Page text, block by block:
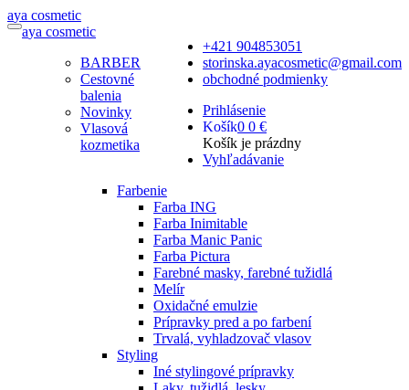
aya cosmetic
+421 904853051
storinska.ayacosmetic@gmail.com
obchodné podmienky
Prihlásenie
Košík0 0 €
Košík je prázdny
Vyhľadávanie
aya cosmetic
BARBER
Cestovné
balenia
Novinky
Vlasová
kozmetika
Farbenie
Farba ING
Farba Inimitable
Farba Manic Panic
Farba Pictura
Farebné masky, farebné tužidlá
Melír
Oxidačné emulzie
Prípravky pred a po farbení
Trvalá, vyhladzovač vlasov
Styling
Iné stylingové prípravky